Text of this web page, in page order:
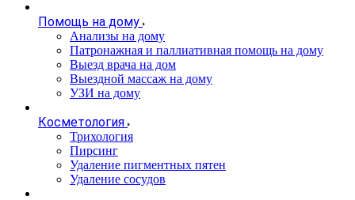
Помощь на дому
Анализы на дому
Патронажная и паллиативная помощь на дому
Выезд врача на дом
Выездной массаж на дому
УЗИ на дому
Косметология
Трихология
Пирсинг
Удаление пигментных пятен
Удаление сосудов